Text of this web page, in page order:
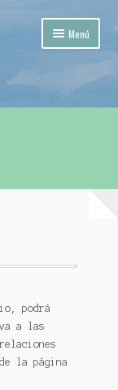
Menú
podrá
a las
la página